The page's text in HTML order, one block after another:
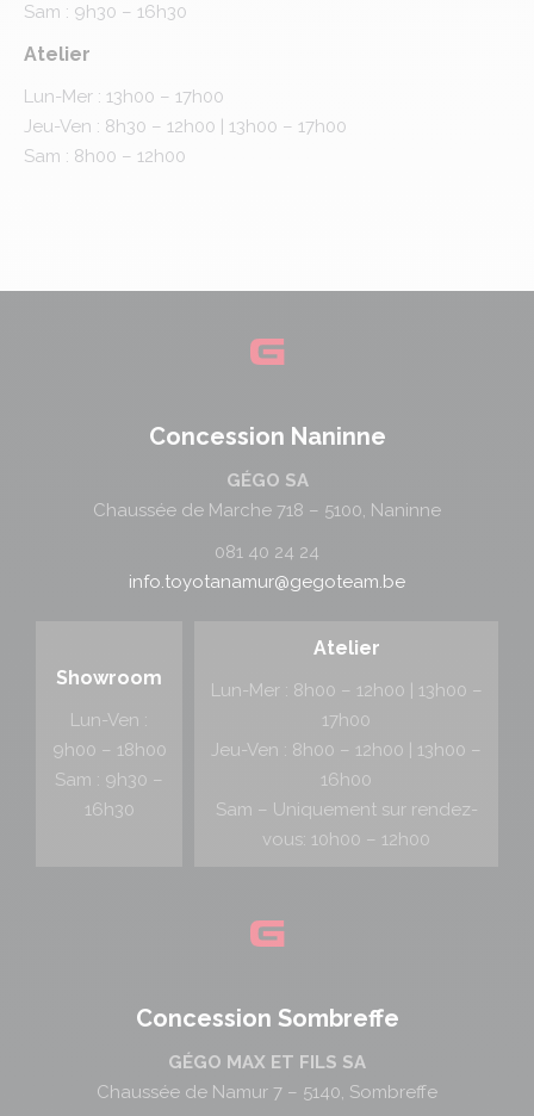
Sam : 9h30 – 16h30
Atelier
Lun-Mer : 13h00 – 17h00
Jeu-Ven : 8h30 – 12h00 | 13h00 – 17h00
Sam : 8h00 – 12h00
Concession Naninne
GÉGO SA
Chaussée de Marche 718 – 5100, Naninne
081 40 24 24
info.toyotanamur@gegoteam.be
Showroom
Lun-Ven :
9h00 – 18h00
Sam : 9h30 –
16h30
Atelier
Lun-Mer : 8h00 – 12h00 | 13h00 –
17h00
Jeu-Ven : 8h00 – 12h00 | 13h00 –
16h00
Sam – Uniquement sur rendez-
vous: 10h00 – 12h00
Concession Sombreffe
GÉGO MAX ET FILS SA
Chaussée de Namur 7 – 5140, Sombreffe